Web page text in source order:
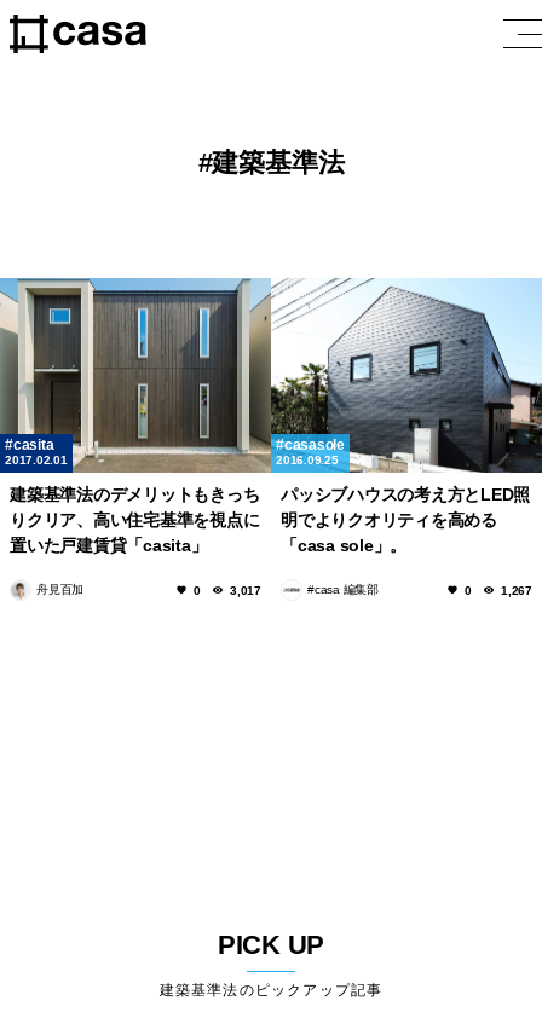
建築基準法
casita
2017.02.01
建築基準法のデメリットもきっち
りクリア、高い住宅基準を視点に
置いた戸建賃貸「casita」
舟見百加 0 3,017
casasole
2016.09.25
パッシブハウスの考え方とLED照
明でよりクオリティを高める
「casa sole」。
#casa 編集部 0 1,267
PICK UP
建築基準法のピックアップ記事